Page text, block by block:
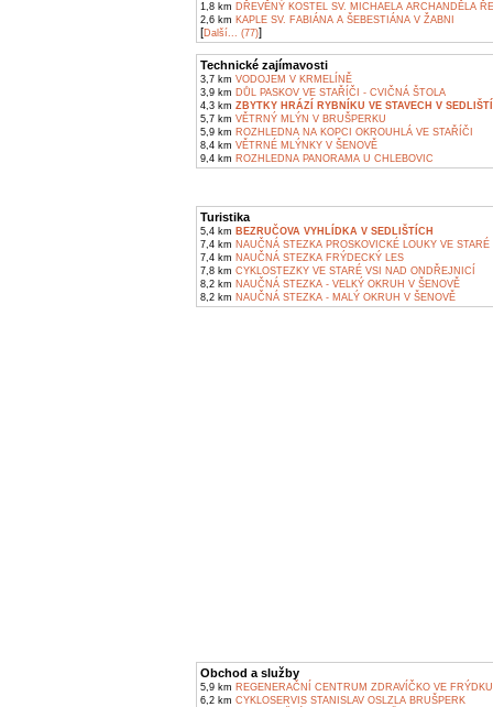
1,8 km DŘEVĚNÝ KOSTEL SV. MICHAELA ARCHANDĚLA
2,6 km KAPLE SV. FABIÁNA A ŠEBESTIÁNA V ŽABNI
[Další... (77)]
Technické zajímavosti
3,7 km VODOJEM V KRMELÍNĚ
3,9 km DŮL PASKOV VE STAŘÍČI - CVIČNÁ ŠTOLA
4,3 km ZBYTKY HRÁZÍ RYBNÍKU VE STAVECH V
5,7 km VĚTRNÝ MLÝN V BRUŠPERKU
5,9 km ROZHLEDNA NA KOPCI OKROUHLÁ VE STAŘÍČI
8,4 km VĚTRNÉ MLÝNKY V ŠENOVĚ
9,4 km ROZHLEDNA PANORAMA U CHLEBOVIC
Turistika
5,4 km BEZRUČOVA VYHLÍDKA V SEDLIŠTÍCH
7,4 km NAUČNÁ STEZKA PROSKOVICKÉ LOUKY VE
7,4 km NAUČNÁ STEZKA FRÝDECKÝ LES
7,8 km CYKLOSTEZKY VE STARÉ VSI NAD ONDŘEJNICÍ
8,2 km NAUČNÁ STEZKA - VELKÝ OKRUH V ŠENOVĚ
8,2 km NAUČNÁ STEZKA - MALÝ OKRUH V ŠENOVĚ
Obchod a služby
5,9 km REGENERAČNÍ CENTRUM ZDRAVÍČKO VE
6,2 km CYKLOSERVIS STANISLAV OSLZLA BRUŠPERK